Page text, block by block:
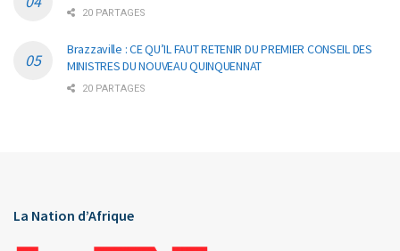
20 PARTAGES
Brazzaville : CE QU’IL FAUT RETENIR DU PREMIER CONSEIL DES
MINISTRES DU NOUVEAU QUINQUENNAT
20 PARTAGES
La Nation d’Afrique